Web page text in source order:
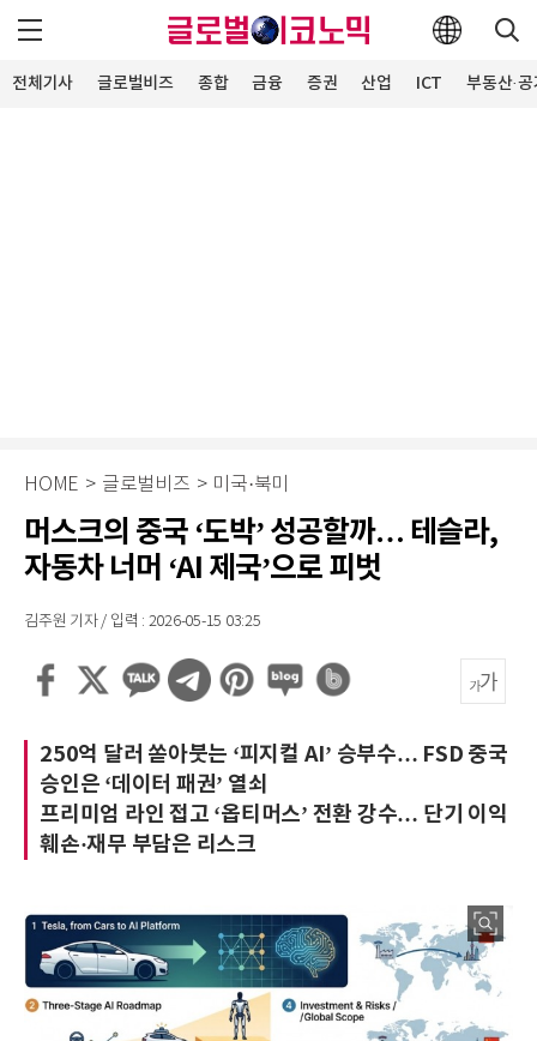
전체기사 글로벌비즈 종합 금융 증권 산업 ICT 부동산·
HOME > 글로벌비즈 > 미국·북미
머스크의 중국 ‘도박’ 성공할까… 테슬라,
자동차 너머 ‘AI 제국’으로 피벗
김주원 기자 / 입력 : 2026-05-15 03:25
250억 달러 쏟아붓는 ‘피지컬 AI’ 승부수… FSD 중국
승인은 ‘데이터 패권’ 열쇠
프리미엄 라인 접고 ‘옵티머스’ 전환 강수… 단기 이익
훼손·재무 부담은 리스크